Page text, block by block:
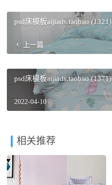
psd床模板aijiads.taobao (1321)
上一篇
psd床模板aijiads.taobao (1371)
2022-04-10
相关推荐